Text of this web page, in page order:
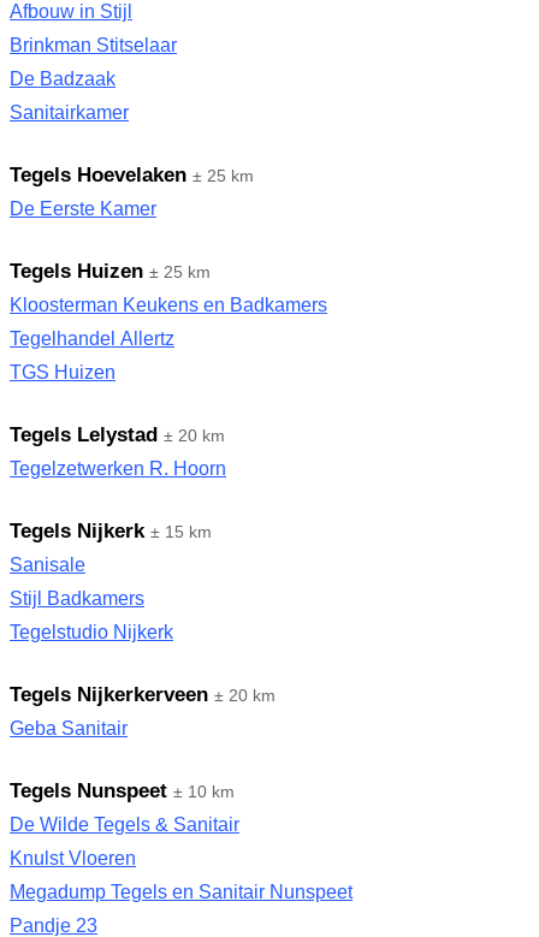
Afbouw in Stijl
Brinkman Stitselaar
De Badzaak
Sanitairkamer
Tegels Hoevelaken ± 25 km
De Eerste Kamer
Tegels Huizen ± 25 km
Kloosterman Keukens en Badkamers
Tegelhandel Allertz
TGS Huizen
Tegels Lelystad ± 20 km
Tegelzetwerken R. Hoorn
Tegels Nijkerk ± 15 km
Sanisale
Stijl Badkamers
Tegelstudio Nijkerk
Tegels Nijkerkerveen ± 20 km
Geba Sanitair
Tegels Nunspeet ± 10 km
De Wilde Tegels & Sanitair
Knulst Vloeren
Megadump Tegels en Sanitair Nunspeet
Pandje 23